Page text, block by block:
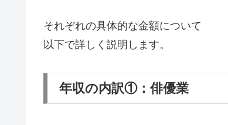
それぞれの具体的な金額について
以下で詳しく説明します。
年収の内訳①：俳優業